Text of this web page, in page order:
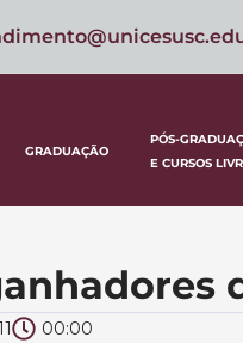
GRADUAÇÃO
PÓS-
E CURSOS
00:00